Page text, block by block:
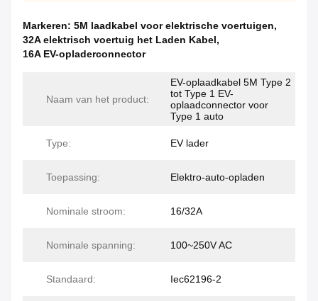
Markeren: 5M laadkabel voor elektrische voertuigen,
32A elektrisch voertuig het Laden Kabel,
16A EV-opladerconnector
Naam van het product:
EV-oplaadkabel 5M Type 2
tot Type 1 EV-
oplaadconnector voor
Type 1 auto
Type: EV lader
Toepassing: Elektro-auto-opladen
Nominale stroom: 16/32A
Nominale spanning: 100~250V AC
Standaard: Iec62196-2